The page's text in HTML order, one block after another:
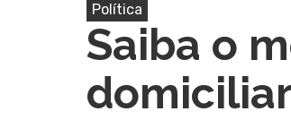
Política
Saiba o